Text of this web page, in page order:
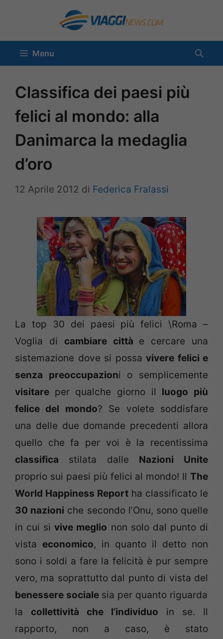
contenuto
Menu
Classifica dei paesi più
felici al mondo: alla
Danimarca la medaglia
d’oro
12 Aprile 2012 di Federica Fralassi
La top 30 dei paesi più felici \Roma –
Voglia di cambiare città e cercare una
sistemazione dove si possa vivere felici e
senza preoccupazioni o semplicemente
visitare per qualche giorno il luogo più
felice del mondo? Se volete soddisfare
una delle due domande precedenti allora
quello che fa per voi è la recentissima
classifica stilata dalle Nazioni Unite
proprio sui paesi più felici al mondo! Il The
World Happiness Report ha classificato le
30 nazioni che secondo l’Onu, sono quelle
in cui sivive meglio non solo dal punto di
vista economico, in quanto il detto non
sono i soldi a fare la felicità è pur sempre
vero, ma soprattutto dal punto di vista del
benessere sociale sia per quanto riguarda
la collettività che l’individuo in se. Il
rapporto, non a caso, è stato